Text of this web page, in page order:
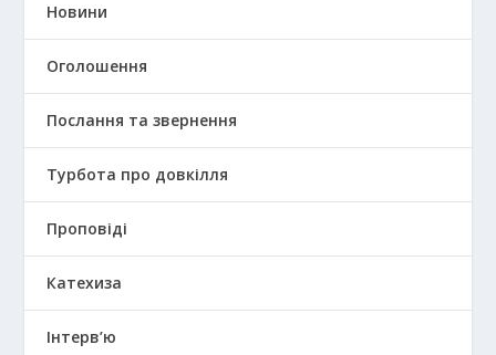
Новини
Оголошення
Послання та звернення
Турбота про довкілля
Проповіді
Катехиза
Інтерв’ю